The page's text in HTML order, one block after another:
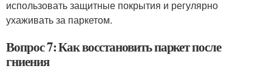
использовать защитные покрытия и регулярно
ухаживать за паркетом.
Вопрос 7: Как восстановить паркет после
гниения